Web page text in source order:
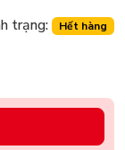
trạng: Hết hàng